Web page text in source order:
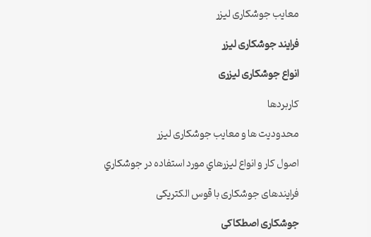
معایب جوشکاری لیزر
فرایند جوشکاری لیزر
انواع جوشکاری لیزری
کاربردها
محدودیت ها و معایب جوشکاری لیزر
اصول كار و انواع ليزرهاي مورد استفاده در جوشكاري
فرایندهای جوشکاری با قوس الکتریکی
جوشکاری اصطکاکی